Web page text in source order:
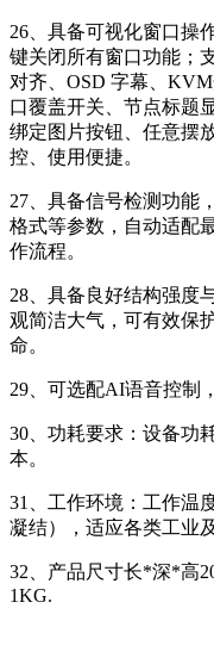
26、具备可视化窗口操
键关闭所有窗口功能；
对齐、OSD 字幕、
口覆盖开关、节点标题
绑定图片按钮、任意摆
控、使用便捷。
27、具备信号检测功能
格式等参数，自动适配
作流程。
28、具备良好结构强度
观简洁大气，可有效保
命。
29、可选配AI语音控制
30、功耗要求：设备功
本。
31、工作环境：工作温
凝结），适应各类工业
32、产品尺寸长*深*高
1KG.